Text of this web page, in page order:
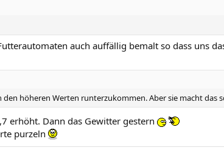
auch auffällig bemalt so dass uns
höheren Werten runterzukommen. Aber sie macht das
erhöht. Dann das Gewitter gestern
purzeln